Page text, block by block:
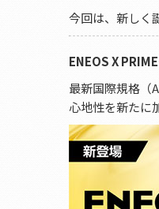
今回は、新しく
ENEOS X
最新国際規格（
心地性を新たに